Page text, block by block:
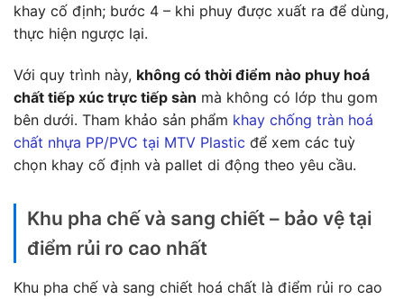
khay cố định; bước 4 – khi phuy được xuất ra để dùng,
thực hiện ngược lại.
Với quy trình này, không có thời điểm nào phuy hoá
chất tiếp xúc trực tiếp sàn mà không có lớp thu gom
bên dưới. Tham khảo sản phẩm khay chống tràn hoá
chất nhựa PP/PVC tại MTV Plastic để xem các tuỳ
chọn khay cố định và pallet di động theo yêu cầu.
Khu pha chế và sang chiết – bảo vệ tại
điểm rủi ro cao nhất
Khu pha chế và sang chiết hoá chất là điểm rủi ro cao